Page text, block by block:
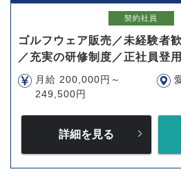
契約社員
ゴルフウェア販売／未経験者
／充実の研修制度／正社員登
月給 200,000円～
249,500円
詳細を見る